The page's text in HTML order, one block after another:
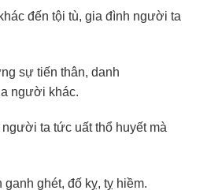
đến tội tù, gia đình người ta
sự tiến thân, danh
người khác.
ta tức uất thổ huyết mà
ghét, đố kỵ, tỵ hiềm.